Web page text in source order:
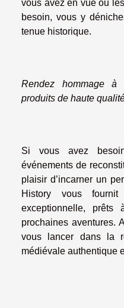
vous avez en vue ou
besoin, vous y
tenue historique.
Rendez hommage à
produits de haute
Si vous avez
événements de
plaisir d’incarner un
History vous
exceptionnelle,
prochaines aventures.
vous lancer dans la
médiévale authentique